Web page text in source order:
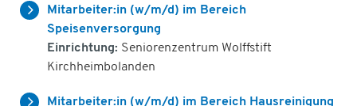
Mitarbeiter:in (w/m/d) im Bereich
Speisenversorgung
Einrichtung: Seniorenzentrum Wolffstift
Kirchheimbolanden
Mitarbeiter:in (w/m/d) im Bereich Hausreinigung